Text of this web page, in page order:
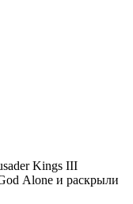
Kings III
Alone и раскрыли